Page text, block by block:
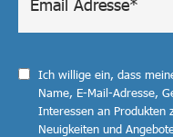
Ich willige ein, dass
Name, E-Mail-Adresse,
Interessen an Produkten
Neuigkeiten und